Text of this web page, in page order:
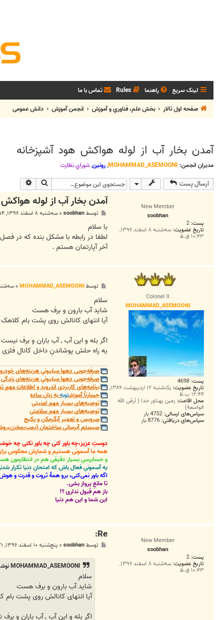
لینک سریع راهنما Rules تماس با ما
صفحه اول تالار
بخش علم، فناوري و آموزش انجمن آموزش دانش عمومی
آمدن بخار آب از لوله هواکش هود آشپزخانه
مدیران انجمن: MOHAMMAD_ASEMOONI
,رونین,شوراي نظارت
ارسال پست جستجو
New Member
soobhan
پست: 2
تاریخ عضویت: سه‌شنبه ۸ اسفند ۱۳۹۶,
۱۰:۴۳ ق.ظ
آمدن بخار آب از لوله
ت
توسطsoobhan
»سه‌شنبه ۸ اسفند ۱۳۹۶, ۱۰:۵۴ ق.ظ
با سلام
لطفا در رابطه با مشکل بنده که در
آخر آپارتمان هستم .
Colonel II
MOHAMMAD_ASEMOONI
پست: 4698
تاریخ عضویت: یک‌شنبه ۱۲ اردیبهشت ۱۳۸۹,
۱۲:۴۴ ب.ظ
محل اقامت: زمین پهناور خدا ( أرضُ الله
الواسعة)
سپاس‌های ارسالی: 4752 بار
سپاس‌های دریافتی: 8776 بار
ت
توسطMOHAMMAD_ASEMOONI
»سه‌شنبه ۸ اسفند
سلام
شاید آب بارون و برف هست
آیا انتهای کانالش روی پشت بام کلاهک
اگر بله و این آب , آب باران و برف
یه راه حلش پوشاندنِ داخل کانال
صرفه‌جویی دهها میلیونیِ هزینه‌های خودرو
صرفه‌جویی دهها میلیونیِ هزینه‌های زندگی
برنامه‌های کاربردی اندروید و اطلاعات مهمِ
جسارتاً آموزشتوبهبه زبان ساده
توصیه‌های بسیار مهم امنیتی
توصیه‌های بسیار مهم سلامتی
سرویس و تعمیر آبگرمکن و پکیج
سیستم آبرسانی ساختمان
دوستِ عزیز،چه باور کنی چه باور نکنی چه
همه ما آسمونی هستیم و شمارش معکوس برای
و حسابرسیِ بسیار دقیقی هم در انتظارمون
یه آسمونیِ فعال باش که امتحانِ دنیا تکرار
اگه باور نمی‌کنی، برو همۀ ثروت و قدرت و
تا مانعِ پرواز بشی.
باز هم قبول نداری ؟!
این شما و این هم دنیا
New Member
soobhan
پست: 2
تاریخ عضویت: سه‌شنبه ۸ اسفند ۱۳۹۶,
۱۰:۴۳ ق.ظ
Re:
توسطsoobhan
» پنج‌شنبه ۱۰ اسفند ۱۳۹۶, ۱۲:۳۱ ب.ظ
MOHAMMAD_ASEMOONI نوشته شده:
سلام
شاید آب بارون و برف هست
آیا انتهای کانالش روی پشت بام
اگر بله و این آب , آب باران و